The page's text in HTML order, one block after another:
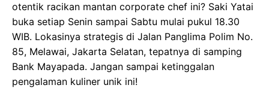
otentik racikan mantan corporate chef ini? Saki Yatai
buka setiap Senin sampai Sabtu mulai pukul 18.30
WIB. Lokasinya strategis di Jalan Panglima Polim No.
85, Melawai, Jakarta Selatan, tepatnya di samping
Bank Mayapada. Jangan sampai ketinggalan
pengalaman kuliner unik ini!